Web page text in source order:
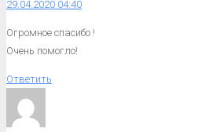
29.04.2020 04:40
Огромное спасибо !
Очень помогло!
Ответить